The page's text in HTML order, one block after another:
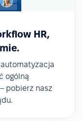
HR,
ogólną
pobierz nasz